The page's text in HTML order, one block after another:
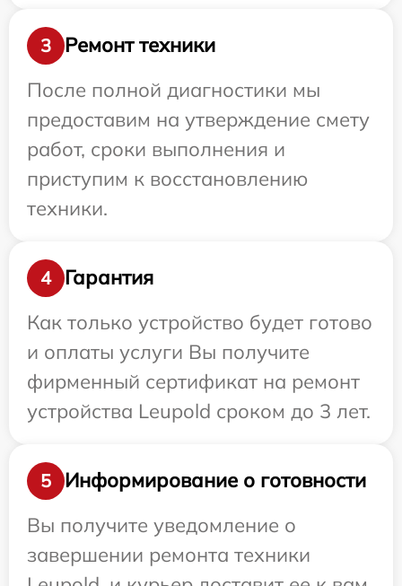
3
Ремонт техники
После полной диагностики мы
предоставим на утверждение смету
работ, сроки выполнения и
приступим к восстановлению
техники.
4
Гарантия
Как только устройство будет готово
и оплаты услуги Вы получите
фирменный сертификат на ремонт
устройства Leupold сроком до 3 лет.
5
Информирование о готовности
Вы получите уведомление о
завершении ремонта техники